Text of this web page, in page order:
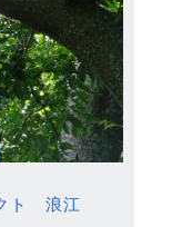
ト 浪江